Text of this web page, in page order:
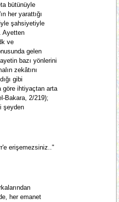
bütünüyle
her yarattığı
şahsiyetiyle
Ayetten
ve
gelen
bazı yönlerini
zekâtını
gibi
göre ihtiyaçtan arta
Bakara, 2/219);
şeyden
erişemezsiniz.."
her emanet